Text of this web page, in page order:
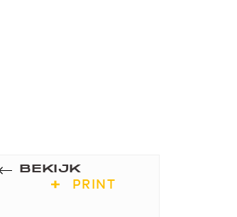
BEKIJK
PRINT